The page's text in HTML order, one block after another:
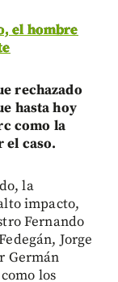
el hombre
rechazado
hasta hoy
como la
el caso.
la
impacto,
Fernando
Jorge
Germán
los